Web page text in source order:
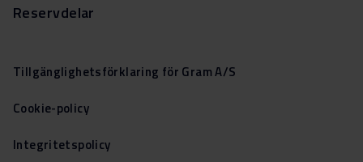
Reservdelar
Tillgänglighetsförklaring för Gram A/S
Cookie-policy
Integritetspolicy